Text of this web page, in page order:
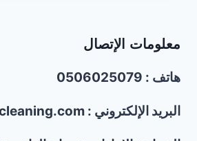
|0506025079
معلومات الإتصال
هاتف : 0506025079
البريد الإلكتروني : admin@kpicleaning.com